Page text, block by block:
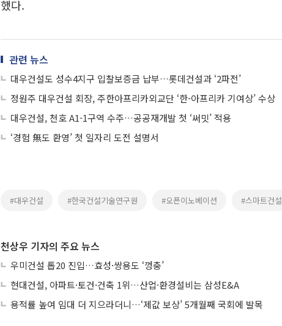
했다.
관련 뉴스
대우건설도 성수4지구 입찰보증금 납부…롯데건설과 ‘2파전’
정원주 대우건설 회장, 주한아프리카외교단 ‘한-아프리카 기여상’ 수상
대우건설, 천호 A1-1구역 수주…공공재개발 첫 ‘써밋’ 적용
‘경험 無도 환영’ 첫 일자리 도전 설명서
#대우건설 #한국건설기술연구원 #오픈이노베이션 #스마트건설
천상우 기자의 주요 뉴스
우미건설 톱20 진입…효성·쌍용도 ‘껑충’
현대건설, 아파트·토건·건축 1위…산업·환경설비는 삼성E&A
용적률 높여 임대 더 지으라더니…‘제값 보상’ 5개월째 국회에 발목